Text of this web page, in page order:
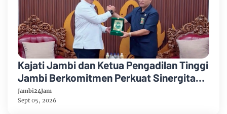
Kajati Jambi dan Ketua Pengadilan Tinggi
Jambi Berkomitmen Perkuat Sinergitas
Penegakan Hukum
Jambi24Jam
Sept 05, 2026